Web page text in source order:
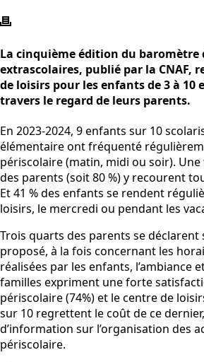
La cinquième édition du baromètre
extrascolaires, publié par la CNAF,
de loisirs pour les enfants de 3 à 10
travers le regard de leurs parents.
En 2023-2024, 9 enfants sur 10
élémentaire ont fréquenté
périscolaire (matin, midi ou soir).
des parents (soit 80 %) y recourent
Et 41 % des enfants se rendent
loisirs, le mercredi ou pendant les
Trois quarts des parents se déclarent
proposé, à la fois concernant les
réalisées par les enfants, l’ambiance
familles expriment une forte
périscolaire (74%) et le centre de
sur 10 regrettent le coût de ce
d’information sur l’organisation des
périscolaire.